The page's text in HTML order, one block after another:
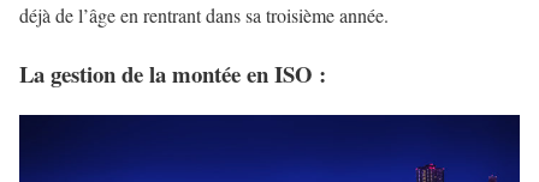
déjà de l’âge en rentrant dans sa troisième année.
La gestion de la montée en ISO :